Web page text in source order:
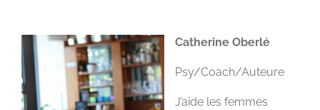
Catherine Oberlé
Psy/Coach/Auteure
J’aide les femmes